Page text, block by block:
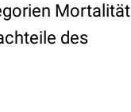
Mortalität
des